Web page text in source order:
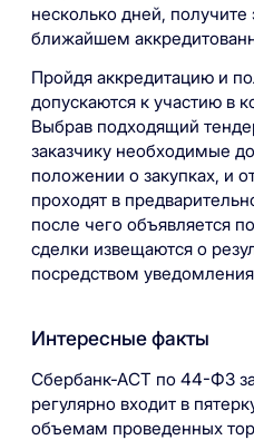
несколько дней,
ближайшем
Пройдя аккредитацию и
допускаются к участию в
Выбрав подходящий
заказчику необходимые
положении о закупках, и
проходят в
после чего объявляется
сделки извещаются о
посредством
Интересные факты
Сбербанк-АСТ по 44-ФЗ
регулярно входит в
объемам проведенных